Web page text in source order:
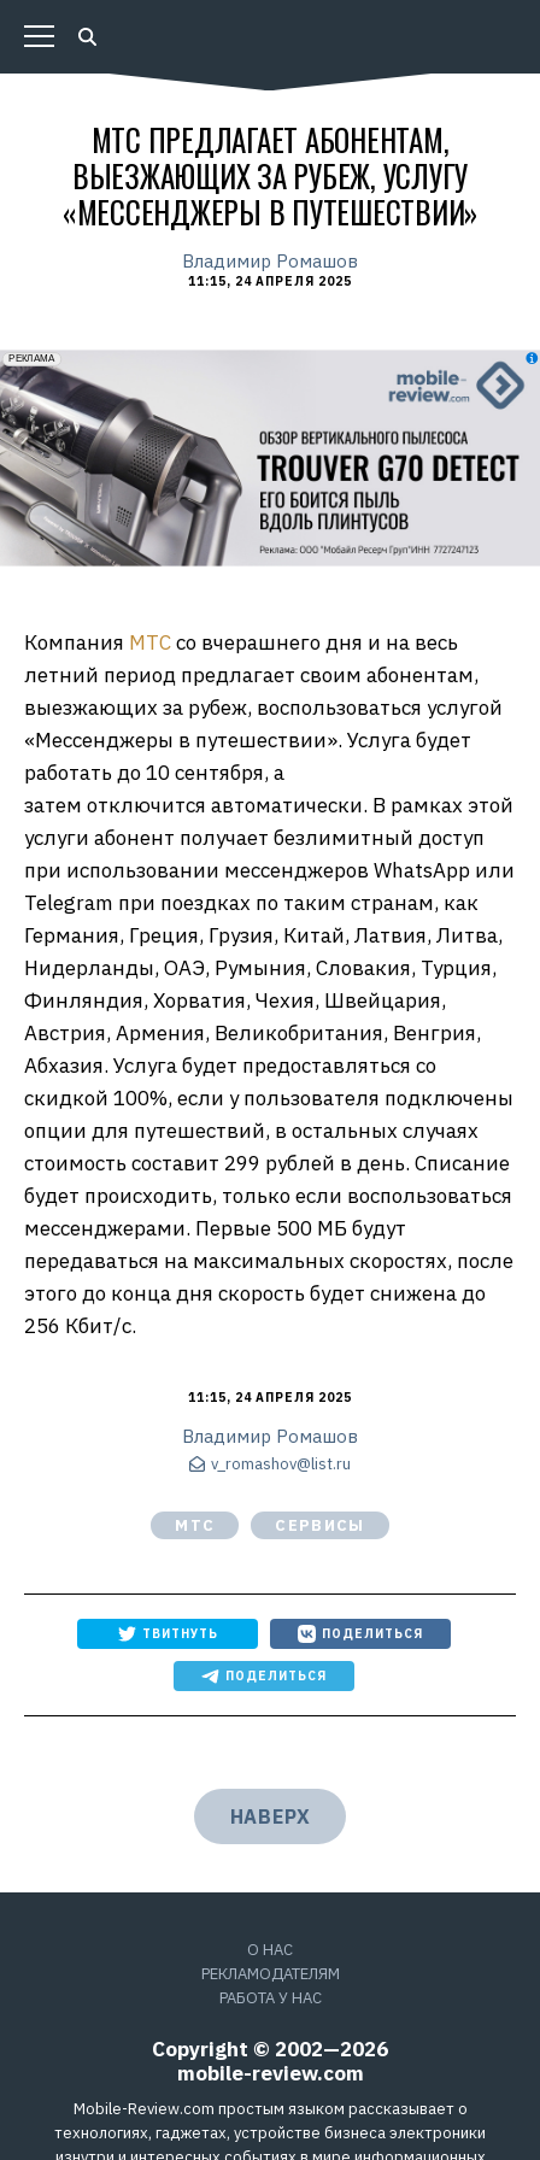
МТС ПРЕДЛАГАЕТ АБОНЕНТАМ,
ВЫЕЗЖАЮЩИХ ЗА РУБЕЖ, УСЛУГУ
«МЕССЕНДЖЕРЫ В ПУТЕШЕСТВИИ»
Владимир Ромашов
11:15, 24 АПРЕЛЯ 2025
erid: 2VfnxxmNzs5
РЕКЛАМА
Компания МТСсо вчерашнего дня и на весь
летний период предлагает своим абонентам,
выезжающих за рубеж, воспользоваться услугой
«Мессенджеры в путешествии». Услуга будет
работать до 10 сентября, а
затем отключится автоматически. В рамках этой
услуги абонент получает безлимитный доступ
при использовании мессенджеров WhatsApp или
Telegram при поездках по таким странам, как
Германия, Греция, Грузия, Китай, Латвия, Литва,
Нидерланды, ОАЭ, Румыния, Словакия, Турция,
Финляндия, Хорватия, Чехия, Швейцария,
Австрия, Армения, Великобритания, Венгрия,
Абхазия. Услуга будет предоставляться со
скидкой 100%, если у пользователя подключены
опции для путешествий, в остальных случаях
стоимость составит 299 рублей в день. Списание
будет происходить, только если воспользоваться
мессенджерами. Первые 500 МБ будут
передаваться на максимальных скоростях, после
этого до конца дня скорость будет снижена до
256 Кбит/с.
11:15, 24 АПРЕЛЯ 2025
Владимир Ромашов
v_romashov@list.ru
МТС СЕРВИСЫ
ТВИТНУТЬ ПОДЕЛИТЬСЯ
ПОДЕЛИТЬСЯ
НАВЕРХ
О НАС
РЕКЛАМОДАТЕЛЯМ
РАБОТА У НАС
Copyright © 2002—2026
mobile-review.com
Mobile-Review.com простым языком рассказывает о
технологиях, гаджетах, устройстве бизнеса электроники